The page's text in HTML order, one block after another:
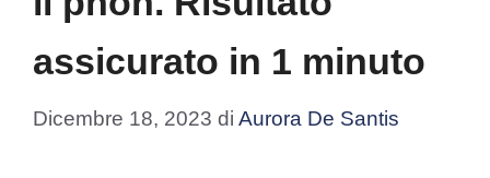
assicurato in 1 minuto
Dicembre 18, 2023 di Aurora De Santis